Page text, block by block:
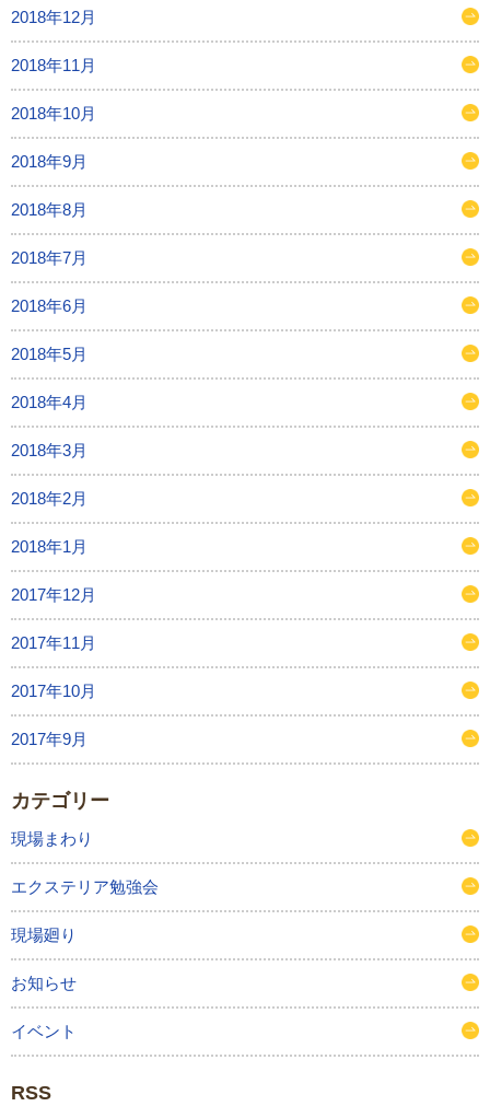
2018年12月
2018年11月
2018年10月
2018年9月
2018年8月
2018年7月
2018年6月
2018年5月
2018年4月
2018年3月
2018年2月
2018年1月
2017年12月
2017年11月
2017年10月
2017年9月
カテゴリー
現場まわり
エクステリア勉強会
現場廻り
お知らせ
イベント
RSS